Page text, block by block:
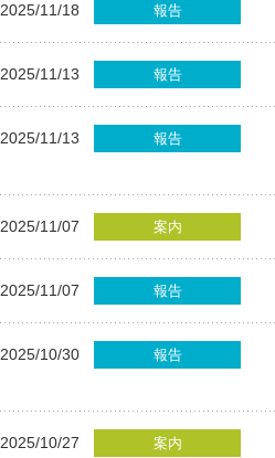
2025/11/18 報告
2025/11/13 報告
2025/11/13 報告
2025/11/07 案内
2025/11/07 報告
2025/10/30 報告
2025/10/27 案内